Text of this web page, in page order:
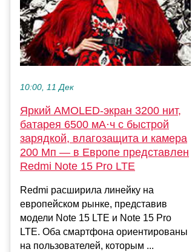
10:00, 11 Дек
Яркий AMOLED-экран 3200 нит,
батарея 6500 мА·ч с быстрой
зарядкой, влагозащита и камера
200 Мп — в Европе представлен
Redmi Note 15 Pro LTE
Redmi расширила линейку на
европейском рынке, представив
модели Note 15 LTE и Note 15 Pro
LTE. Оба смартфона ориентированы
на пользователей, которым ...